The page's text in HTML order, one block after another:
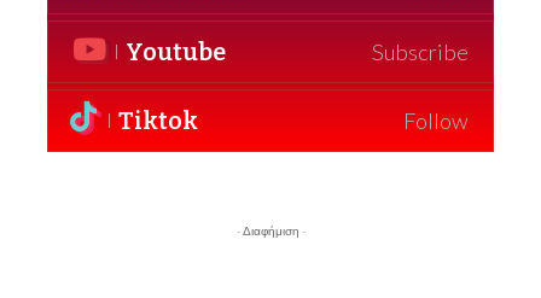
Youtube Subscribe
Tiktok Follow
- Διαφήμιση -